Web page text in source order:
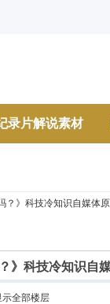
录片解说素材
？》科技冷知识自媒体
》科技冷知识自
示全部楼层